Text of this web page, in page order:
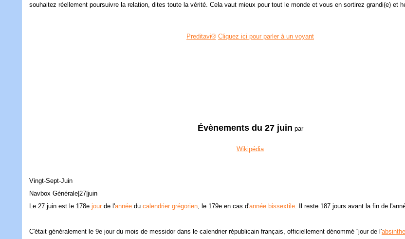
souhaitez réellement poursuivre la relation, dites toute la vérité. Cela vaut mieux pour tout le monde et vous en sortirez grandi(e)
Preditavi® Cliquez ici pour parler à un voyant
Évènements du 27 juin par
Wikipédia
Vingt-Sept-Juin
Navbox Générale|27|juin
Le 27 juin est le 178e jour de l'année du calendrier grégorien, le 179e en cas d'année bissextile. Il reste 187 jours avant la fin de
C'était généralement le 9e jour du mois de messidor dans le calendrier républicain français, officiellement dénommé ''jour de l'absinthe